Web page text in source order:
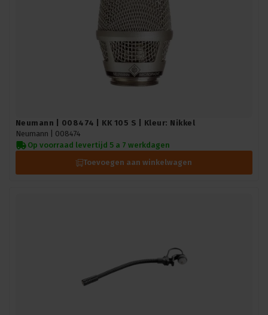
Neumann | 008474 | KK 105 S | Kleur: Nikkel
Neumann | 008474
Op voorraad levertijd 5 a 7 werkdagen
Toevoegen aan winkelwagen